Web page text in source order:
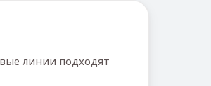
линии подходят